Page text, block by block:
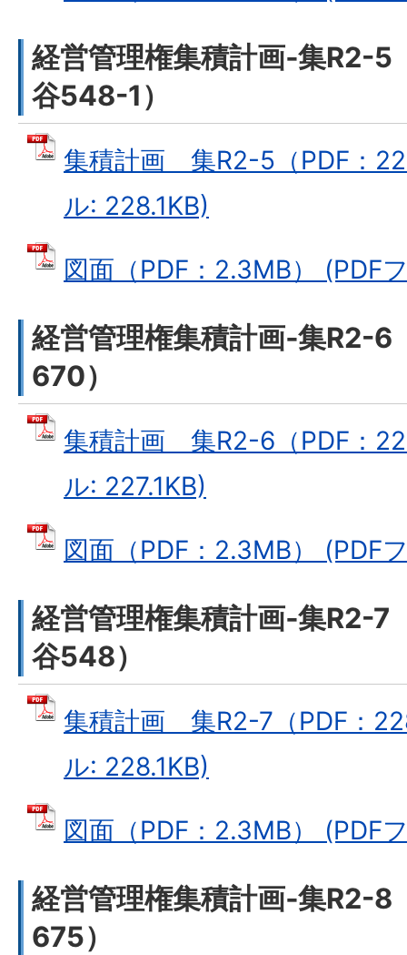
経営管理権集積計画‐集R2-
谷548-1）
集積計画 集R2-5（PDF：
ル: 228.1KB)
図面（PDF：2.3MB） (PDF
経営管理権集積計画‐集R2-
670）
集積計画 集R2-6（PDF：
ル: 227.1KB)
図面（PDF：2.3MB） (PDF
経営管理権集積計画‐集R2-
谷548）
集積計画 集R2-7（PDF：
ル: 228.1KB)
図面（PDF：2.3MB） (PDF
経営管理権集積計画‐集R2-
675）